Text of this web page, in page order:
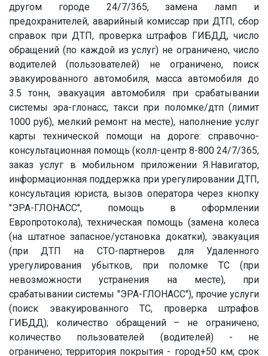
другом городе 24/7/365, замена ламп и
предохранителей, аварийный комиссар при ДТП, сбор
справок при ДТП, проверка штрафов ГИБДД, число
обращений (по каждой из услуг) не ограничено, число
водителей (пользователей) не ограничено, поиск
эвакуированного автомобиля, масса автомобиля до
3.5 тонн, эвакуация автомобиля при срабатывании
системы эра-глонасс, такси при поломке/дтп (лимит
1000 руб), мелкий ремонт на месте), наполнение услуг
карты технической помощи на дороге: справочно-
консультационная помощь (колл-центр 8-800 24/7/365,
заказ услуг в мобильном приложении Я.Навигатор,
информационная поддержка при урегулировании ДТП,
консультация юриста, вызов оператора через кнопку
"ЭРА-ГЛОНАСС", помощь в оформлении
Европротокола), техническая помощь (замена колеса
(на штатное запасное/установка докатки), эвакуация
(при ДТП на СТО-партнеров для Удаленного
урегулирования убытков, при поломке ТС (при
невозможности устранения на месте), при
срабатывании системы "ЭРА-ГЛОНАСС"), прочие услуги
(поиск эвакуированного ТС, проверка штрафов
ГИБДД); количество обращений – не ограничено;
количество пользователей (водителей) - не
ограничено; территория покрытия - город+50 км; срок